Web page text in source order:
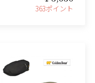
363ポイント